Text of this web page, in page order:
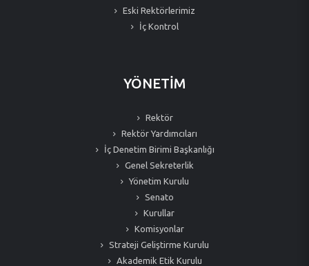
Eski Rektörlerimiz
İç Kontrol
YÖNETİM
Rektör
Rektör Yardımcıları
İç Denetim Birimi Başkanlığı
Genel Sekreterlik
Yönetim Kurulu
Senato
Kurullar
Komisyonlar
Strateji Geliştirme Kurulu
Akademik Etik Kurulu